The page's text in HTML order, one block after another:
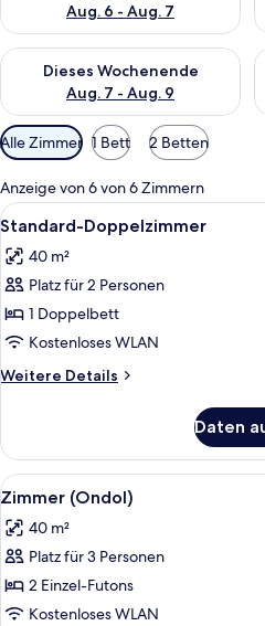
Aug. 6 - Aug. 7
Dieses Wochenende
Aug. 7 - Aug. 9
Überprüfe die Verfügbarkeit für
Verfügbare
Filter
für
Zimmer
Alle Zimmer 1 Bett 2 Betten
Anzeige von 6 von 6 Zimmern
Alle
Fotos
für
Standard-
Doppelzimmer
anzeigen
4
Standard-Doppelzimmer
40 m²
Platz für 2 Personen
1 Doppelbett
Kostenloses WLAN
Weitere Details
Weitere
Doppelzimmer
Daten
Alle
Fotos
für
Zimmer
(Ondol)
anzeigen
5
Zimmer (Ondol)
40 m²
Platz für 3 Personen
2 Einzel-Futons
Kostenloses WLAN